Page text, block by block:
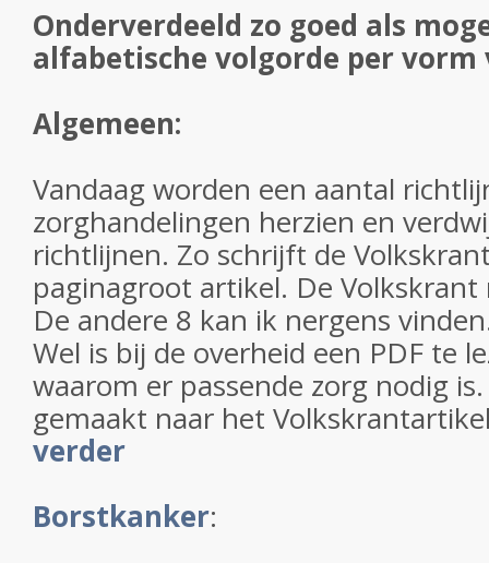
Onderverdeeld zo goed als
alfabetische volgorde per vorm
Algemeen:
Vandaag worden een aantal
zorghandelingen herzien en
richtlijnen. Zo schrijft de
paginagroot artikel. De
De andere 8 kan ik nergens
Wel is bij de overheid een PDF te
waarom er passende zorg nodig
gemaakt naar het
verder
Borstkanker: